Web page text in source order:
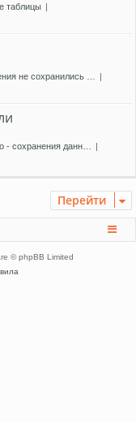
таблицы
не сохранились …
- сохранения данн…
Перейти
© phpBB Limited